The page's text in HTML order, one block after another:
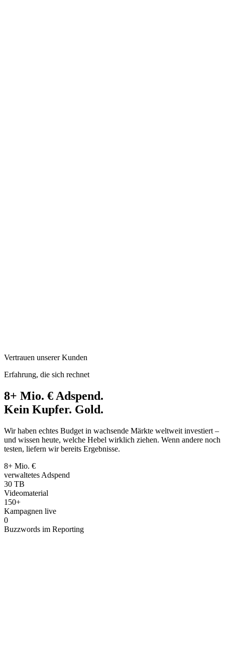
Vertrauen unserer Kunden
Erfahrung, die sich rechnet
8+ Mio. €Adspend.
Kein Kupfer. Gold.
Wir haben echtes Budget in wachsende Märkte weltweit investiert –
und wissen heute, welche Hebel wirklich ziehen. Wenn andere noch
testen, liefern wir bereits Ergebnisse.
8+ Mio. €
verwaltetes Adspend
30 TB
Videomaterial
150+
Kampagnen live
0
Buzzwords im Reporting